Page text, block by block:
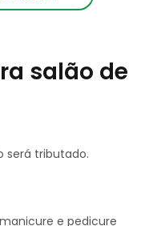
salão de
será tributado.
e pedicure